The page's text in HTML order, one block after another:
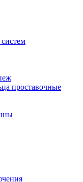
проставочные